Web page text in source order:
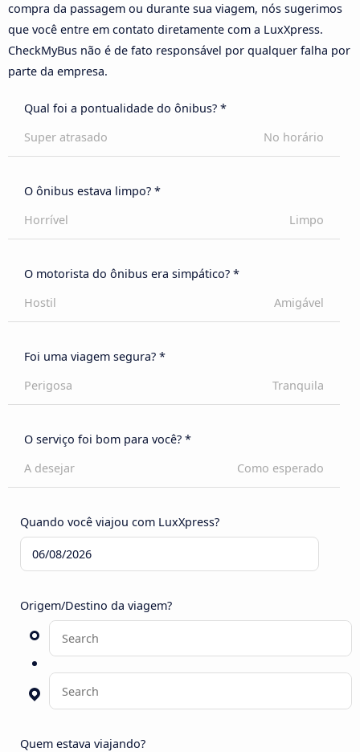
compra da passagem ou durante sua viagem, nós sugerimos
que você entre em contato diretamente com a LuxXpress.
CheckMyBus não é de fato responsável por qualquer falha por
parte da empresa.
Qual foi a pontualidade do ônibus? *
Super atrasado
No horário
O ônibus estava limpo? *
Horrível
Limpo
O motorista do ônibus era simpático? *
Hostil
Amigável
Foi uma viagem segura? *
Perigosa
Tranquila
O serviço foi bom para você? *
A desejar
Como esperado
Quando você viajou com LuxXpress?
Origem/Destino da viagem?
Quem estava viajando?